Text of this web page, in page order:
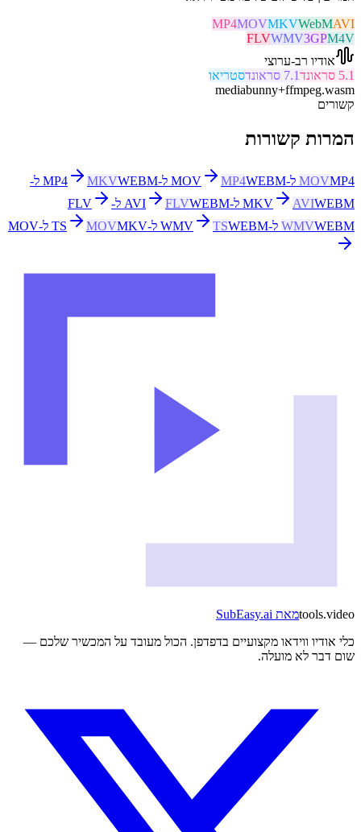
MP4MOVMKVWebMAVI
FLVWMV3GPM4V
אודיו רב-ערוצי
5.1 סראונד
7.1 סראונד
סטריאו
mediabunny+ffmpeg.wasm
קשורים
המרות קשורות
MOVMP4 ל-MOV MP4WEBM ל-MP4 MKV
WEBM ל-
MKV
AVIWEBM ל-AVI FLVWEBM ל-FLV
WMVWEBM ל-WMV TSWEBM ל-TS MOVMKV ל-MOV
tools.video מאת
כלי אודיו ווידאו מקצועיים בדפדפן. הכול מעובד על המכשיר שלכם —
שום דבר לא מועלה.